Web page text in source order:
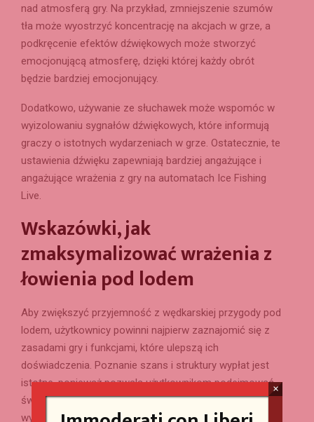
nad atmosferą gry. Na przykład, zmniejszenie szumów
tła może wyostrzyć koncentrację na akcjach w grze, a
podkręcenie efektów dźwiękowych może stworzyć
emocjonującą atmosferę, dzięki której każdy obrót
będzie bardziej emocjonujący.
Dodatkowo, używanie ze słuchawek może wspomóc w
wyizolowaniu sygnałów dźwiękowych, które informują
graczy o istotnych wydarzeniach w grze. Ostatecznie, te
ustawienia dźwięku zapewniają bardziej angażujące i
angażujące wrażenia z gry na automatach Ice Fishing
Live.
Wskazówki, jak
zmaksymalizować wrażenia z
łowienia pod lodem
Aby zwiększyć przyjemność z wędkarskiej przygody pod
lodem, użytkownicy powinni najpierw zaznajomić się z
zasadami gry i funkcjami, które ulepszą ich
doświadczenia. Poznanie szans i struktury wypłat jest
istotne, ponieważ pozwala użytkownikom podejmować
świadome decyzje, które mogą prowadzić do lepszych
wypraw wędkarskich.
×